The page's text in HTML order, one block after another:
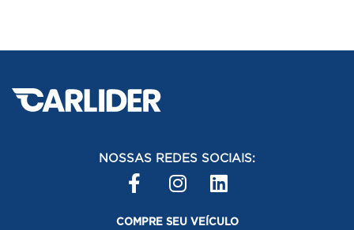
NOSSAS REDES SOCIAIS:
COMPRE SEU VEÍCULO